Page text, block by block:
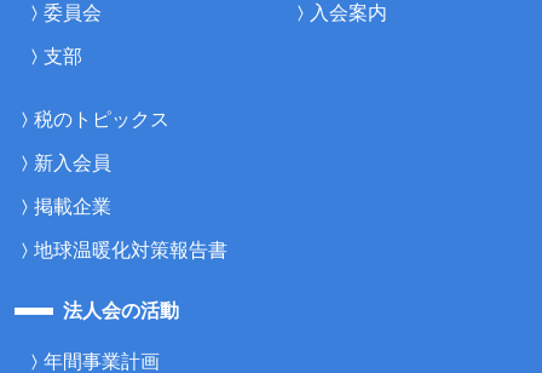
委員会
支部
入会案内
税のトピックス
新入会員
掲載企業
地球温暖化対策報告書
法人会の活動
年間事業計画